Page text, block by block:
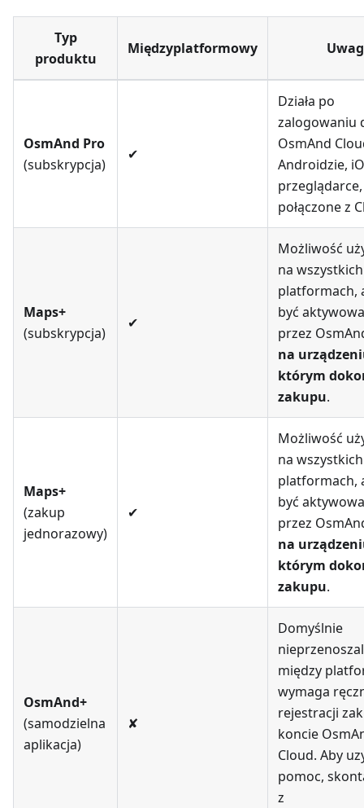
Typ
produktu
Międzyplatformowy
OsmAnd Pro
(subskrypcja)
✔
Działa po
zalogowaniu
OsmAnd
Androidzie,
połączone z
Maps+
(subskrypcja)
✔
Możliwość
na wszystkich
platformach,
być
przez
na
którym
zakupu.
Maps+
(zakup
jednorazowy)
✔
Możliwość
na wszystkich
platformach,
być
przez
na
którym
zakupu.
OsmAnd+
(samodzielna
aplikacja)
✘
Domyślnie
między
wymaga
rejestracji
koncie
Cloud. Aby
pomoc,
z